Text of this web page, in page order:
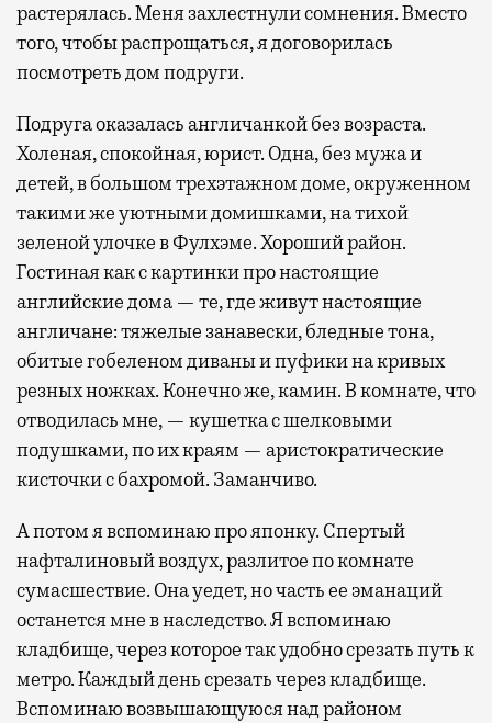
растерялась. Меня захлестнули сомнения. Вместо
того, чтобы распрощаться, я договорилась
посмотреть дом подруги.
Подруга оказалась англичанкой без возраста.
Холеная, спокойная, юрист. Одна, без мужа и
детей, в большом трехэтажном доме, окруженном
такими же уютными домишками, на тихой
зеленой улочке в Фулхэме. Хороший район.
Гостиная как с картинки про настоящие
английские дома — те, где живут настоящие
англичане: тяжелые занавески, бледные тона,
обитые гобеленом диваны и пуфики на кривых
резных ножках. Конечно же, камин. В комнате, что
отводилась мне, — кушетка с шелковыми
подушками, по их краям — аристократические
кисточки с бахромой. Заманчиво.
А потом я вспоминаю про японку. Спертый
нафталиновый воздух, разлитое по комнате
сумасшествие. Она уедет, но часть ее эманаций
останется мне в наследство. Я вспоминаю
кладбище, через которое так удобно срезать путь к
метро. Каждый день срезать через кладбище.
Вспоминаю возвышающуюся над районом